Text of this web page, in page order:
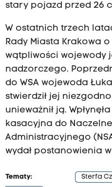
stary pojazd przed 26
W ostatnich trzech
Rady Miasta Krakowa o
wątpliwości wojewody
nadzorczego.
do WSA wojewoda
stwierdził jej
unieważnił ją.
kasacyjna do
Administracyjnego
wydał postanowienia
Tematy:
Sterfa